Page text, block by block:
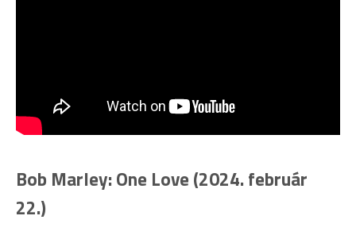
Bob Marley: One Love (2024. február
22.)